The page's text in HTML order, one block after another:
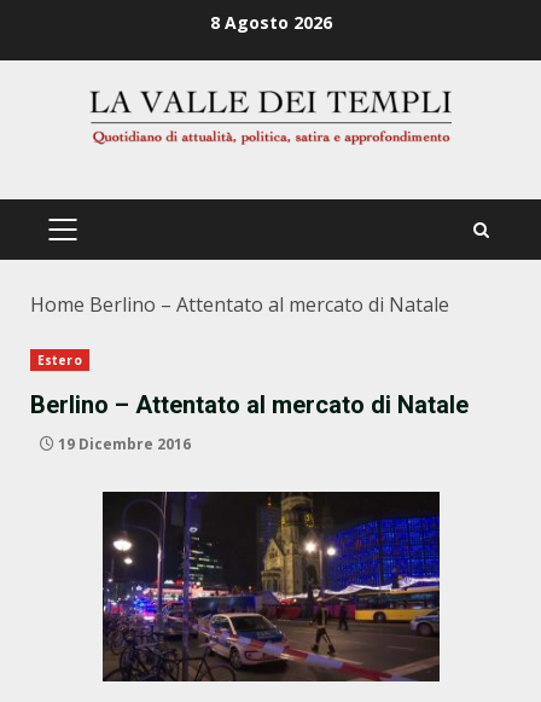
8 Agosto 2026
PRIMÄRES
Home Berlino – Attentato al mercato di Natale
Estero
Berlino – Attentato al mercato di Natale
19 Dicembre 2016